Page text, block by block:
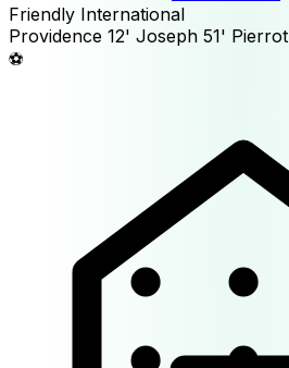
Friendly International
Providence 12' Joseph 51' Pierrot
⚽